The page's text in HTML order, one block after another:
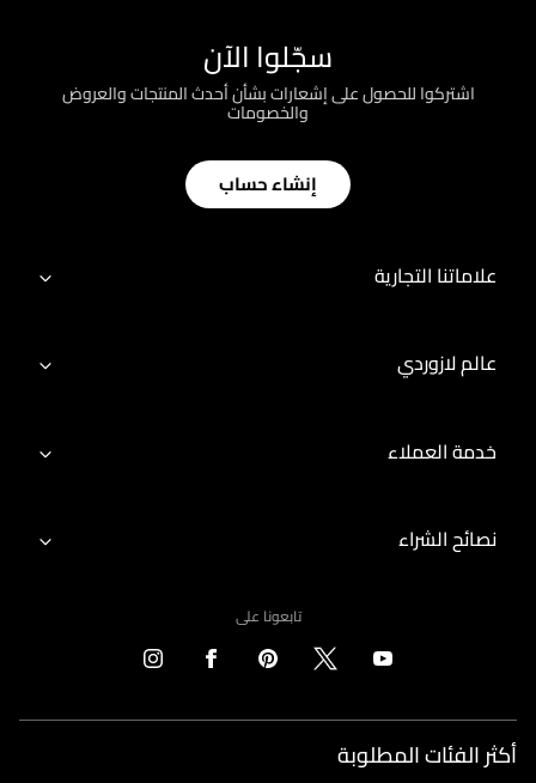
سجّلوا الآن
اشتركوا للحصول على إشعارات بشأن أحدث المنتجات والعروض
والخصومات
إنشاء حساب
علاماتنا التجارية
عالم لازوردي
خدمة العملاء
نصائح الشراء
تابعونا على
أكثر الفئات المطلوبة